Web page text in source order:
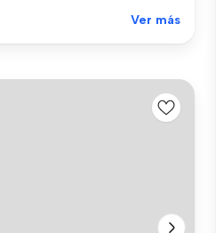
Ver más